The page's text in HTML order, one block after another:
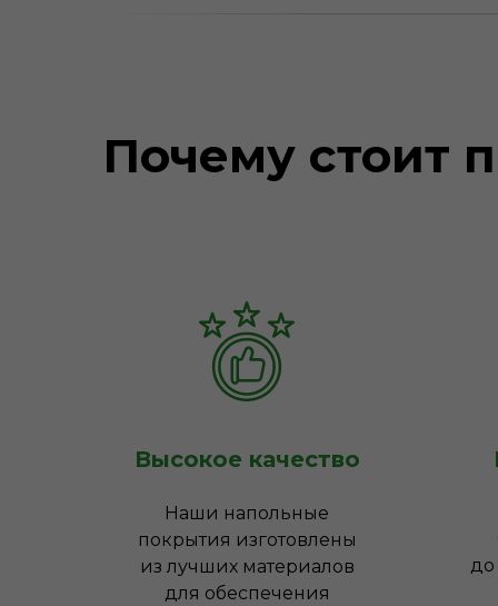
Почему стоит
Высокое качество
Наши напольные
покрытия изготовлены
из лучших материалов
для обеспечения
до